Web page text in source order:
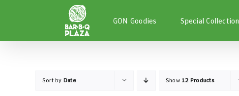
GON Goodies Special Collection
Sort by Date Show 12 Products